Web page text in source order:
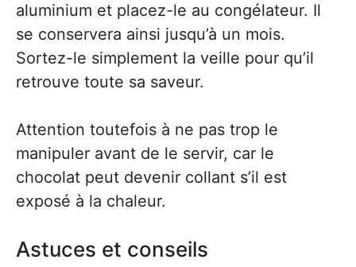
aluminium et placez-le au congélateur. Il
se conservera ainsi jusqu’à un mois.
Sortez-le simplement la veille pour qu’il
retrouve toute sa saveur.
Attention toutefois à ne pas trop le
manipuler avant de le servir, car le
chocolat peut devenir collant s’il est
exposé à la chaleur.
Astuces et conseils